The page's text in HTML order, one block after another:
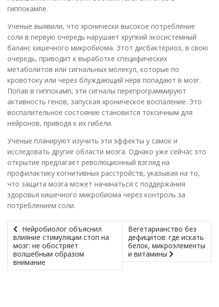
гиппокампе.
Ученые выявили, что хронически высокое потребление
соли в первую очередь нарушает хрупкий экосистемный
баланс кишечного микробиома. Этот дисбактериоз, в свою
очередь, приводит к выработке специфических
метаболитов или сигнальных молекул, которые по
кровотоку или через блуждающий нерв попадают в мозг.
Попав в гиппокамп, эти сигналы перепрограммируют
активность генов, запуская хроническое воспаление. Это
воспалительное состояние становится токсичным для
нейронов, приводя к их гибели.
Учёные планируют изучить эти эффекты у самок и
исследовать другие области мозга. Однако уже сейчас это
открытие предлагает революционный взгляд на
профилактику когнитивных расстройств, указывая на то,
что защита мозга может начинаться с поддержания
здоровья кишечного микробиома через контроль за
потреблением соли.
Нейробиолог объяснил
влияние стимуляции стоп на
мозг: не обостряет
волшебным образом
внимание
Вегетарианство без
дефицитов: где искать
белок, микроэлементы
и витамины